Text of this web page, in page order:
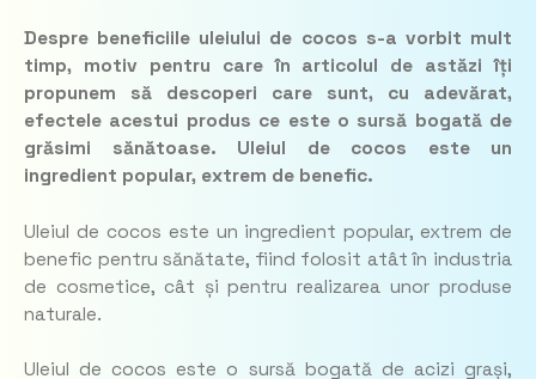
Despre beneficiile uleiului de cocos s-a vorbit mult
timp, motiv pentru care în articolul de astăzi îți
propunem să descoperi care sunt, cu adevărat,
efectele acestui produs ce este o sursă bogată de
grăsimi sănătoase. Uleiul de cocos este un
ingredient popular, extrem de benefic.
Uleiul de cocos este un ingredient popular, extrem de
benefic pentru sănătate, fiind folosit atât în industria
de cosmetice, cât și pentru realizarea unor produse
naturale.
Uleiul de cocos este o sursă bogată de acizi grași,